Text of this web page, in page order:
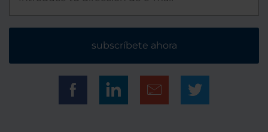
subscríbete ahora